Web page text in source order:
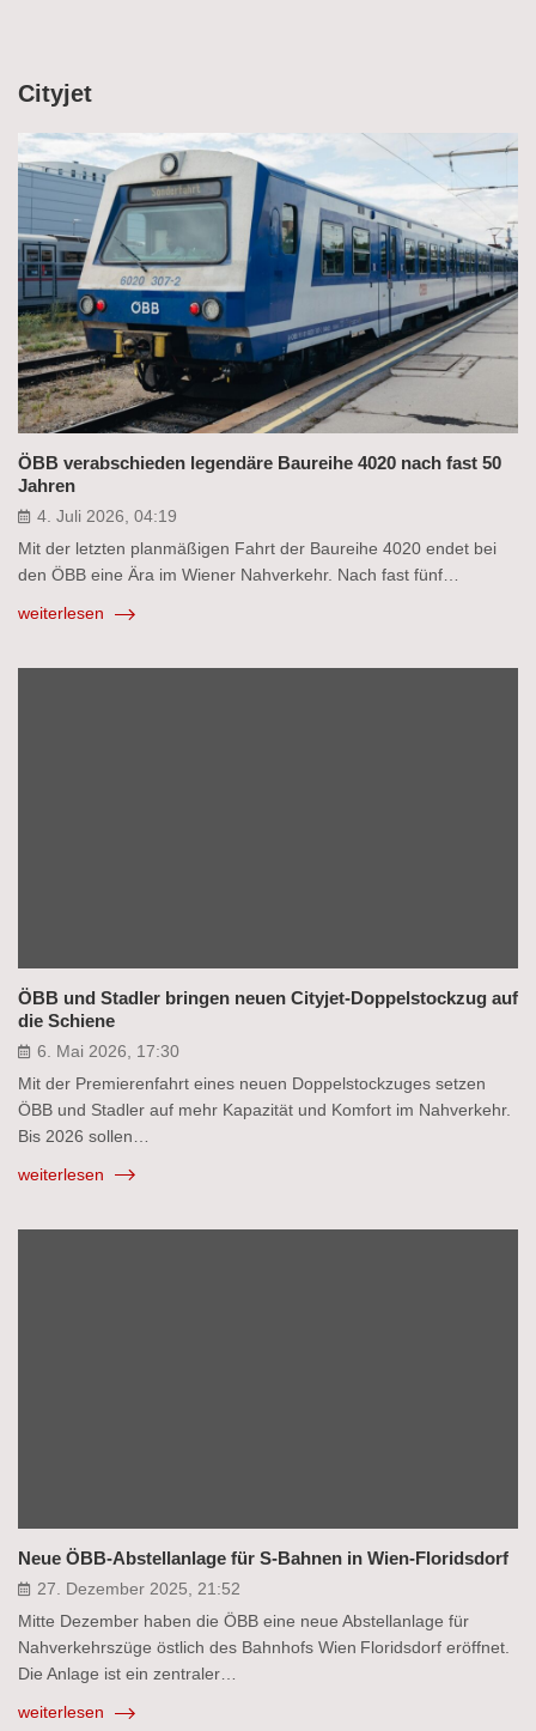
Cityjet
ÖBB verabschieden legendäre Baureihe 4020 nach fast 50
Jahren
4. Juli 2026, 04:19
Mit der letzten planmäßigen Fahrt der Baureihe 4020 endet bei
den ÖBB eine Ära im Wiener Nahverkehr. Nach fast fünf…
weiterlesen
ÖBB und Stadler bringen neuen Cityjet-Doppelstockzug auf
die Schiene
6. Mai 2026, 17:30
Mit der Premierenfahrt eines neuen Doppelstockzuges setzen
ÖBB und Stadler auf mehr Kapazität und Komfort im Nahverkehr.
Bis 2026 sollen…
weiterlesen
Neue ÖBB-Abstellanlage für S-Bahnen in Wien-Floridsdorf
27. Dezember 2025, 21:52
Mitte Dezember haben die ÖBB eine neue Abstellanlage für
Nahverkehrszüge östlich des Bahnhofs Wien Floridsdorf eröffnet.
Die Anlage ist ein zentraler…
weiterlesen